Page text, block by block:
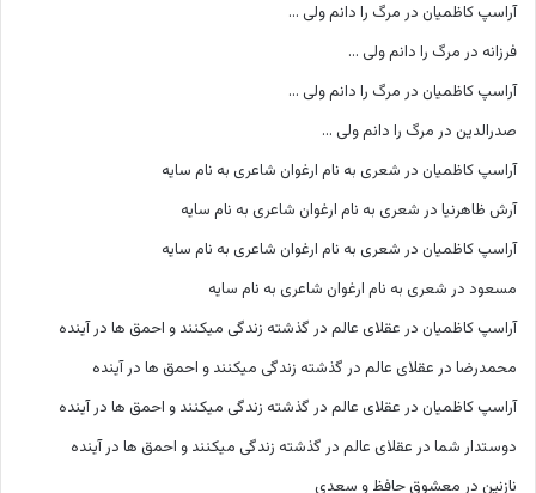
آراسپ کاظمیان در مرگ را دانم ولی …
فرزانه در مرگ را دانم ولی …
آراسپ کاظمیان در مرگ را دانم ولی …
صدرالدین در مرگ را دانم ولی …
آراسپ کاظمیان در شعری به نام ارغوان شاعری به نام سایه
آرش ظاهرنیا در شعری به نام ارغوان شاعری به نام سایه
آراسپ کاظمیان در شعری به نام ارغوان شاعری به نام سایه
مسعود در شعری به نام ارغوان شاعری به نام سایه
آراسپ کاظمیان در عقلای عالم در گذشته زندگی میکنند و احمق ها در آینده
محمدرضا در عقلای عالم در گذشته زندگی میکنند و احمق ها در آینده
آراسپ کاظمیان در عقلای عالم در گذشته زندگی میکنند و احمق ها در آینده
دوستدار شما در عقلای عالم در گذشته زندگی میکنند و احمق ها در آینده
نازنین در معشوق حافظ و سعدی